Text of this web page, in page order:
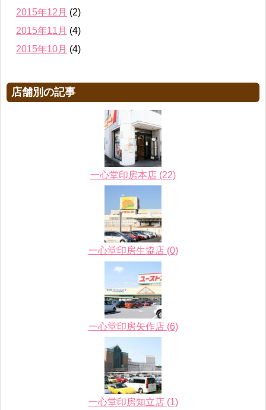
2015年12月 (2)
2015年11月 (4)
2015年10月 (4)
店舗別の記事
一心堂印房本店 (22)
一心堂印房生協店 (0)
一心堂印房矢作店 (6)
一心堂印房知立店 (1)